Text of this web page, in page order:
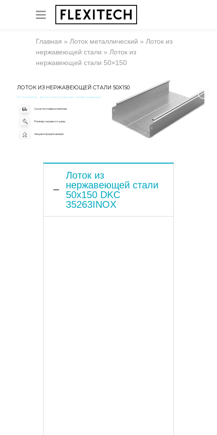
Главная » Лоток металлический » Лоток из
нержавеющей стали » Лоток из
нержавеющей стали 50×150
ЛОТОК ИЗ НЕРЖАВЕЮЩЕЙ СТАЛИ 50X150
Уточняйте дополнительную информацию
Срок поставки и наличие
Размер скидки от цены
Акции и предложения
Лоток из
нержавеющей стали
50x150 DKC
35263INOX